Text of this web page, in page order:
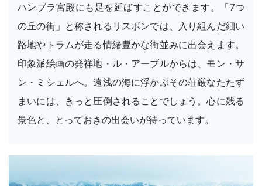
ハンブラ宮殿にも足を延ばすことができます。「7つ
の丘の街」と称されるリスボンでは、入り組んだ細い
路地やトラムが走る情緒豊かな街並みに出会えます。
印象派絵画の発祥地・ル・アーブルからは、モン・サ
ン・ミシェルへ。遠浅の海に浮かぶその荘厳なたたず
まいには、きっと圧倒されることでしょう。心に残る
景色と、とっておきの出会いが待っています。